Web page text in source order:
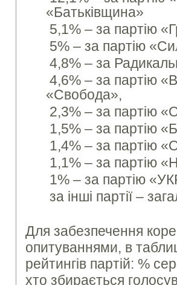
«Батьківщина»
5,1% – за партію
5% – за партію
4,8% – за
4,6% – за партію
«Свобода»,
2,3% – за партію
1,5% – за партію
1,4% – за партію
1,1% – за партію
1% – за партію
за інші партії –
Для забезпечення
опитуваннями, в
рейтингів партій: %
хто збирається